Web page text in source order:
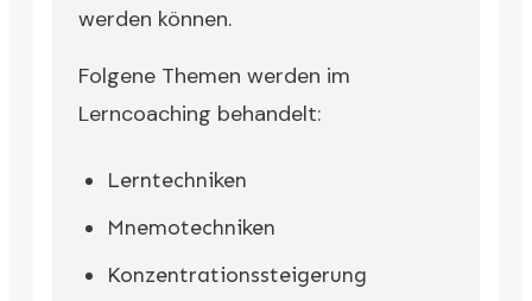
werden können.
Folgene Themen werden im
Lerncoaching behandelt:
Lerntechniken
Mnemotechniken
Konzentrationssteigerung